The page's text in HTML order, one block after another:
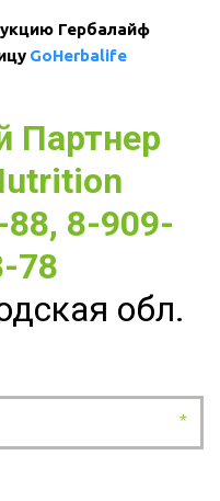
Гербалайф
GoHerbalife
Партнер
8-909-
78
обл.
*